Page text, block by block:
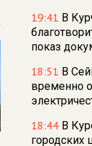
19:41 В
показ
18:51 В
временно
18:44 В
городских